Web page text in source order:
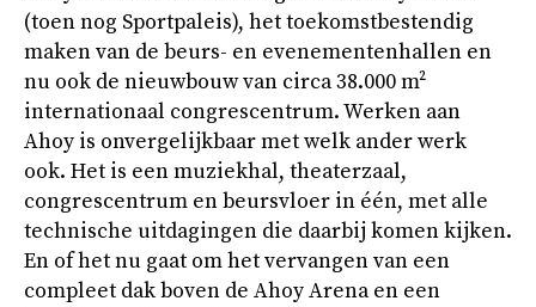
(toen nog Sportpaleis), het toekomstbestendig
maken van de beurs- en evenementenhallen en
nu ook de nieuwbouw van circa 38.000 m²
internationaal congrescentrum. Werken aan
Ahoy is onvergelijkbaar met welk ander werk
ook. Het is een muziekhal, theaterzaal,
congrescentrum en beursvloer in één, met alle
technische uitdagingen die daarbij komen kijken.
En of het nu gaat om het vervangen van een
compleet dak boven de Ahoy Arena en een